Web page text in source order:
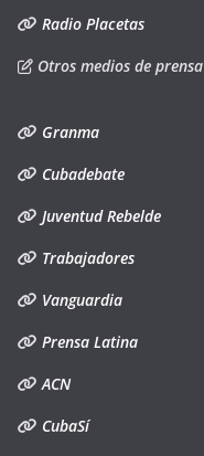
Radio Placetas
Otros medios de prensa
Granma
Cubadebate
Juventud Rebelde
Trabajadores
Vanguardia
Prensa Latina
ACN
CubaSí